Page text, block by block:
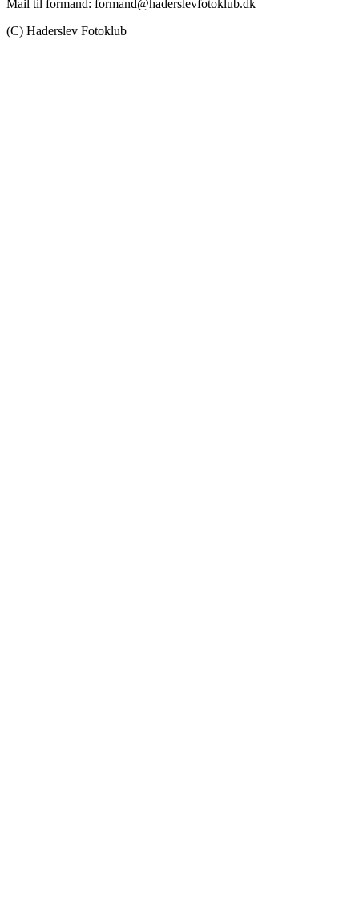
Mail til formand: formand@haderslevfotoklub.dk
(C) Haderslev Fotoklub